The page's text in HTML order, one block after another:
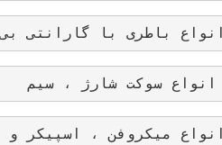
باطری با گارانتی
سوکت شارژ ، سیم
میکروفن ، اسپیکر و